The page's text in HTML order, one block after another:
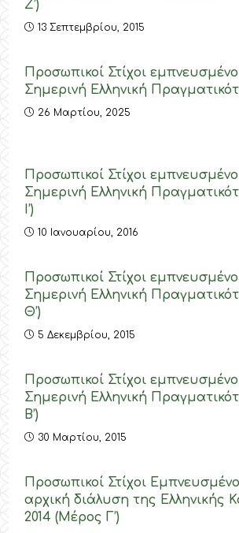
Ζ’)
13 Σεπτεμβρίου, 2015
Προσωπικοί Στίχοι
Σημερινή Ελληνική
26 Μαρτίου, 2025
Προσωπικοί Στίχοι
Σημερινή Ελληνική
Ι’)
10 Ιανουαρίου, 2016
Προσωπικοί Στίχοι
Σημερινή Ελληνική
Θ’)
5 Δεκεμβρίου, 2015
Προσωπικοί Στίχοι
Σημερινή Ελληνική
Β’)
30 Μαρτίου, 2015
Προσωπικοί Στίχοι
αρχική διάλυση της Ελληνικής
2014 (Μέρος Γ’)